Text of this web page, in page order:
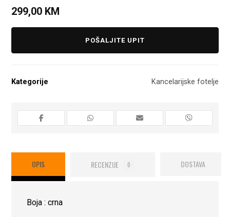
299,00 KM
POŠALJITE UPIT
Kategorije Kancelarijske fotelje
OPIS RECENZIJE 0 DOSTAVA
Boja : crna